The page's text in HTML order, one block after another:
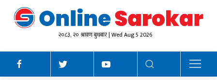
२०८३, २० श्रावण बुधबार | Wed Aug 5 2026